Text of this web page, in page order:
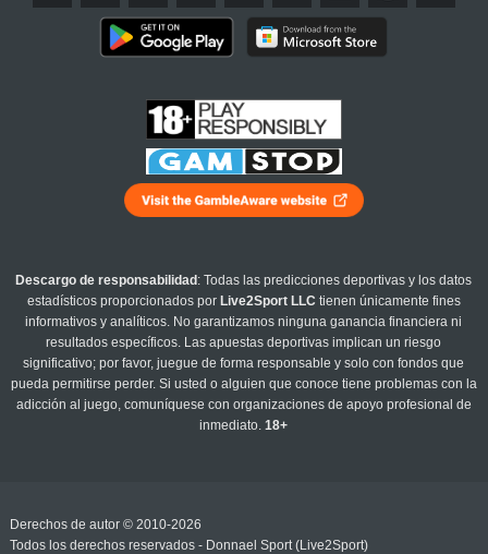
Descargo de responsabilidad : Todas las predicciones deportivas y los datos
estadísticos proporcionados por Live2Sport LLC tienen únicamente fines
informativos y analíticos. No garantizamos ninguna ganancia financiera ni
resultados específicos. Las apuestas deportivas implican un riesgo
significativo; por favor, juegue de forma responsable y solo con fondos que
pueda permitirse perder. Si usted o alguien que conoce tiene problemas con la
adicción al juego, comuníquese con organizaciones de apoyo profesional de
inmediato.18+
Derechos de autor © 2010-2026
Todos los derechos reservados - Donnael Sport (Live2Sport)